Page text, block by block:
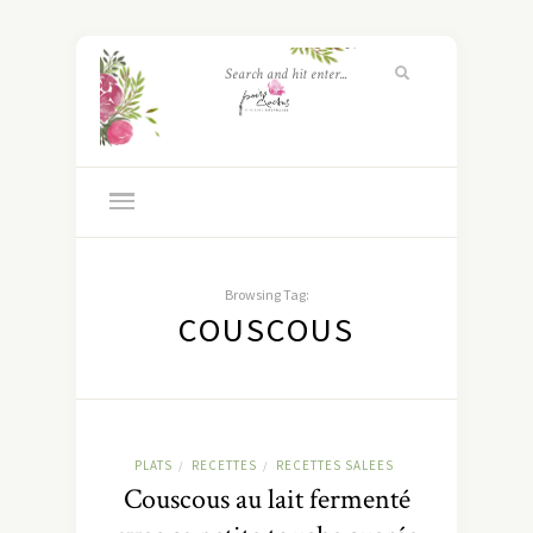
Browsing Tag:
COUSCOUS
PLATS / RECETTES / RECETTES SALEES
Couscous au lait fermenté